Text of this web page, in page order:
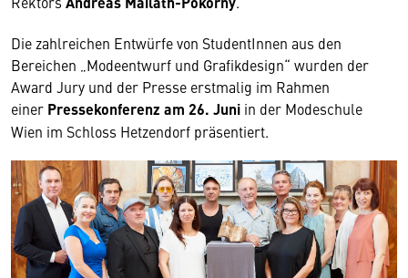
Die zahlreichen Entwürfe von StudentInnen aus den
Bereichen „Modeentwurf und Grafikdesign“ wurden der
Award Jury und der Presse erstmalig im Rahmen
einer Pressekonferenz am 26. Juni in der Modeschule
Wien im Schloss Hetzendorf präsentiert.